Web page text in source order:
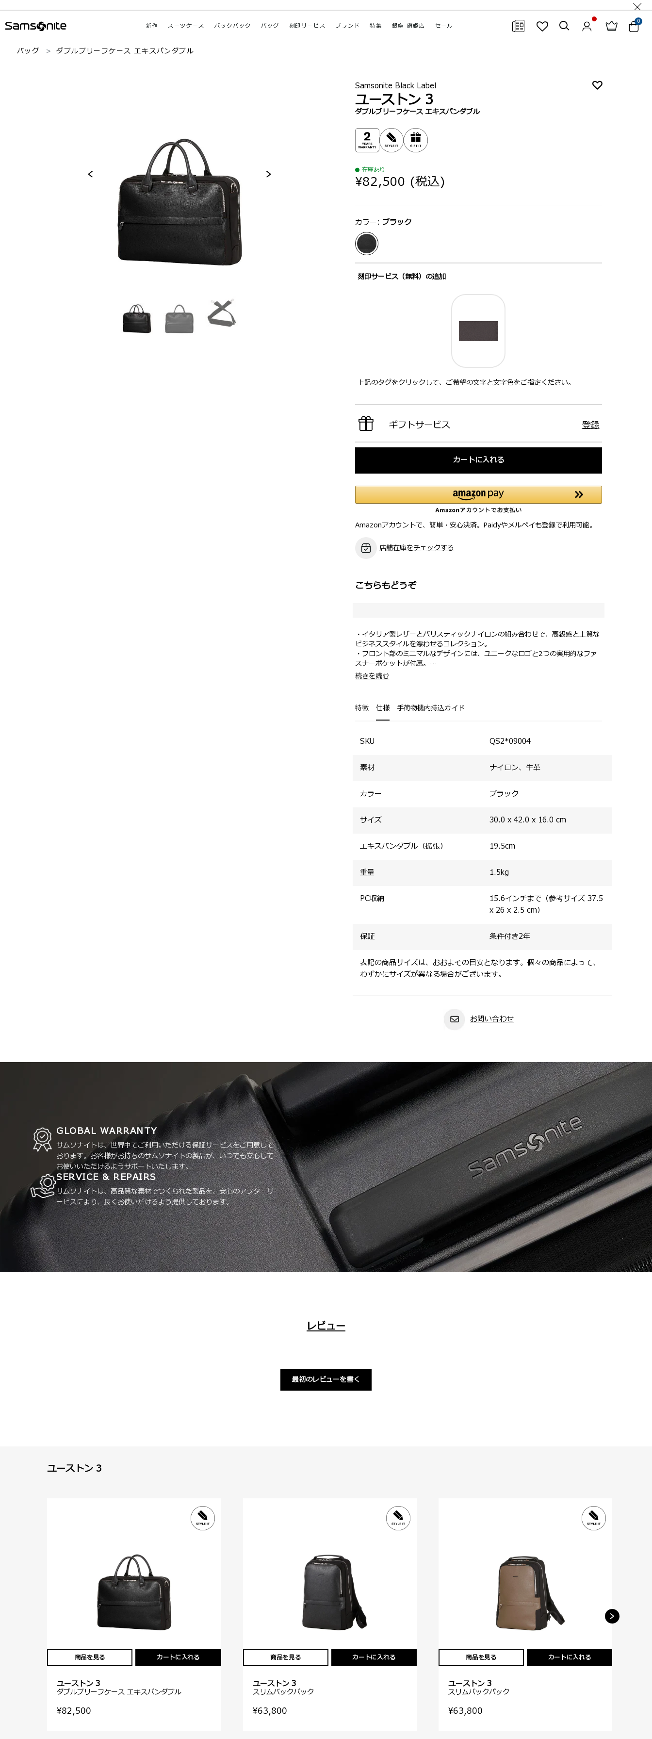
新作 スーツケース バックパック バッグ 刻印サービス ブランド 特集 銀座 旗艦店 セール
0
バッグ ダブルブリーフケース エキスパンダブル
Samsonite Black Label
ユーストン 3
ダブルブリーフケース エキスパンダブル
在庫あり
¥82,500 (税込)
選択：
カラー: ブラック
刻印サービス（無料）の追加
上記のタグをクリックして、ご希望の文字と文字色をご指定ください。
ギフトサービス 登録
カートに入れる
Amazonアカウントで、簡単・安心決済。Paidyやメルペイも登録で利用可能。
店舗在庫をチェックする
こちらもどうぞ
・イタリア製レザーとバリスティックナイロンの組み合わせで、高級感と上質な
ビジネススタイルを漂わせるコレクション。
・フロント部のミニマルなデザインには、ユニークなロゴと2つの実用的なファ
スナーポケットが付属。
・本体には高品質な2520デニールのバリスティックナイロンを使用し、撥水加
勝手に配慮。
・背面にはスーツケースの伸縮ハンドルにセットアップ可能なスマートスリーブ
を装備。
・エキスパンダブル（拡張）機能搭載で、1泊程度の出張にも対応。
整理できるポケットが付属。
・着脱式ショルダーストラップ付き。
続きを読む
特徴 仕様 手荷物機内持込ガイド
SKU QS2*09004
素材 ナイロン、牛革
カラー ブラック
サイズ 30.0 x 42.0 x 16.0 cm
エキスパンダブル（拡張） 19.5cm
重量 1.5kg
PC収納
15.6インチまで（参考サイズ 37.5
x 26 x 2.5 cm）
保証 条件付き2年
表記の商品サイズは、おおよその目安となります。個々の商品によって、
わずかにサイズが異なる場合がございます。
お問い合わせ
GLOBAL WARRANTY
サムソナイトは、世界中でご利用いただける保証サービスをご用意して
おります。お客様がお持ちのサムソナイトの製品が、いつでも安心して
お使いいただけるようサポートいたします。
SERVICE & REPAIRS
サムソナイトは、高品質な素材でつくられた製品を、安心のアフターサ
ービスにより、長くお使いだけるよう提供しております。
レビュー
最初のレビューを書く
ユーストン 3
商品を見る カートに入れる
ユーストン 3
ダブルブリーフケース エキスパンダブル
¥82,500
商品を見る カートに入れる
ユーストン 3
スリムバックパック
¥63,800
商品を見る カートに入れる
ユーストン 3
スリムバックパック
¥63,800